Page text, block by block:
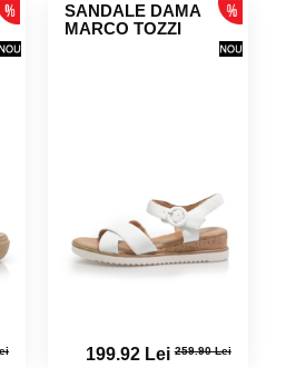
SANDALE DAMA
MARCO TOZZI
199.92 Lei259.90 Lei